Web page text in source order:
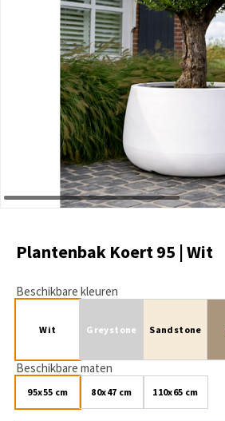
Plantenbak Koert 95 | Wit
Beschikbare kleuren
Wit Greystone Sandstone
Beschikbare maten
95x55 cm 80x47 cm 110x65 cm